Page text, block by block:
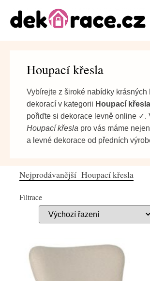
Houpací křesla
Vybírejte z široké nabídky krásných
dekorací v kategorii Houpací křesla
pořiďte si dekorace levně online ✓.
Houpací křesla pro vás máme
a levné dekorace od předních
Nejprodávanější Houpací křesla
Filtrace